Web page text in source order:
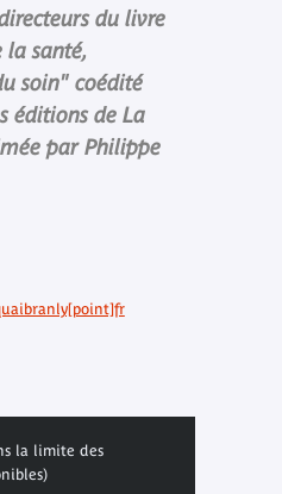
du livre
la santé,
soin" coédité
éditions de La
par Philippe
la limite des